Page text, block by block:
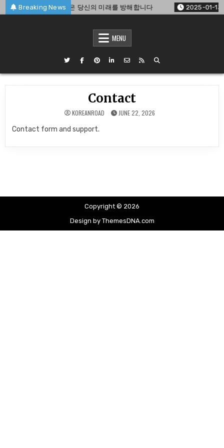
Skip
to
Breaking News
도한 소셜 미디어 사용은 당신의 미래를 방해합니다 2025-01-13
MENU
Contact
KOREANROAD
JUNE 22, 2026
Contact form and support.
Copyright © 2026
Design by ThemesDNA.com